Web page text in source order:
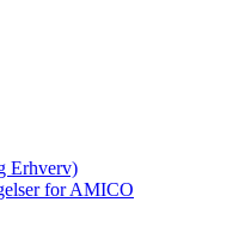
Erhverv)
for AMICO